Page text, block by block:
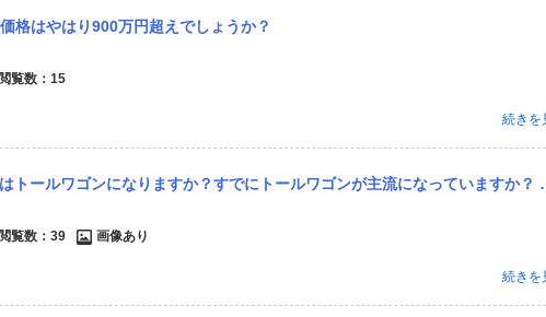
格はやはり900万円超えでしょうか？
閲覧数： 15
続きを
か？すでにトールワゴンが主流になっていますか？ 日産はノートだけで戦うって厳しいでしょ。 ↓ホンダはトールワゴンカテゴリーに参戦を検討中。 ホンダは...
閲覧数： 39 画像あり
続きを